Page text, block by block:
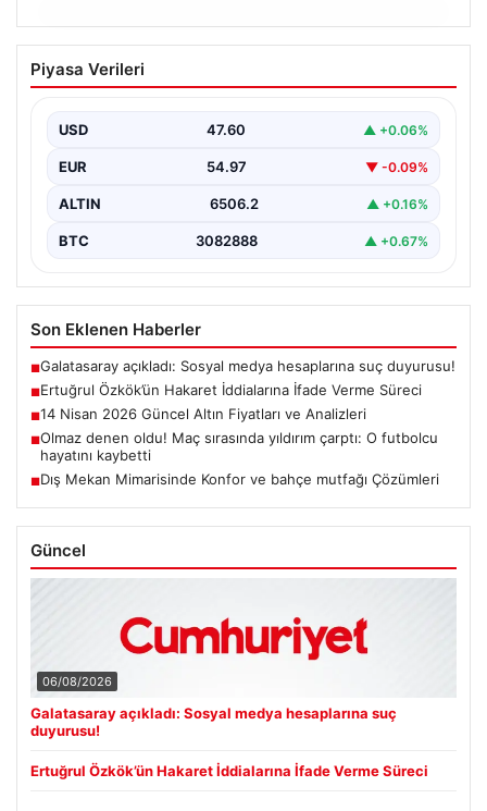
06.08.2026
Ertuğrul Özkök’ün Hakaret İddialarına
İfade Verme Süreci
Cumhurbaşkanına hakaret iddialarıyla yürütülen
soruşturma kapsamında İstanbul Adalet…
Piyasa Verileri
USD 47.60 ▲ +0.06%
EUR 54.97 ▼ -0.09%
ALTIN 6506.2 ▲ +0.16%
BTC 3082888 ▲ +0.67%
Son Eklenen Haberler
■Galatasaray açıkladı: Sosyal medya hesaplarına suç duyurusu!
■Ertuğrul Özkök’ün Hakaret İddialarına İfade Verme Süreci
■14 Nisan 2026 Güncel Altın Fiyatları ve Analizleri
■Olmaz denen oldu! Maç sırasında yıldırım çarptı: O futbolcu
hayatını kaybetti
■Dış Mekan Mimarisinde Konfor ve bahçe mutfağı Çözümleri
Güncel
06/08/2026
Galatasaray açıkladı: Sosyal medya hesaplarına suç
duyurusu!
Ertuğrul Özkök’ün Hakaret İddialarına İfade Verme Süreci